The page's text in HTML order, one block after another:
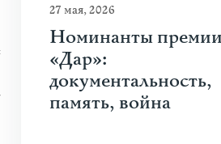
Узнать больше
27 мая, 2026
Номинанты премии
«Дар»:
документальность,
память, война